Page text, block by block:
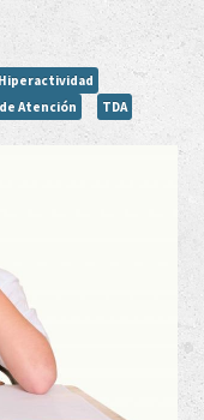
Atención TDA